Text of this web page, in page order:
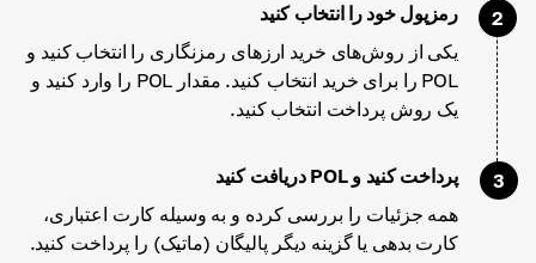
2
رمزپول خود را انتخاب کنید
یکی از روش‌های خرید ارزهای رمزنگاری را انتخاب کنید و
POL را برای خرید انتخاب کنید. مقدار POL را وارد کنید و
یک روش پرداخت انتخاب کنید.
3
پرداخت کنید و POL دریافت کنید
همه جزئیات را بررسی کرده و به وسیله کارت اعتباری،
کارت بدهی یا گزینه دیگر پالیگان (ماتیک) را پرداخت کنید.